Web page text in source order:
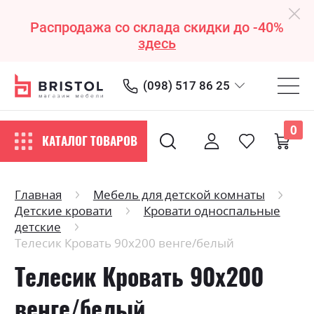
Распродажа со склада скидки до -40%
здесь
(098) 517 86 25
КАТАЛОГ ТОВАРОВ
0
Главная
Мебель для детской комнаты
Детские кровати
Кровати односпальные
детские
Телесик Кровать 90х200 венге/белый
Телесик Кровать 90х200